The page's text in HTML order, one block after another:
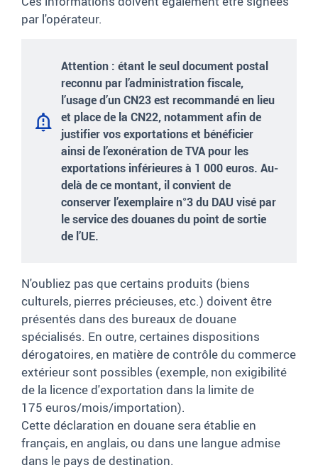
par l'opérateur.
Attention : étant le seul document postal
reconnu par l’administration fiscale,
l’usage d’un CN23 est recommandé en lieu
et place de la CN22, notamment afin de
justifier vos exportations et bénéficier
ainsi de l’exonération de TVA pour les
exportations inférieures à 1 000 euros. Au-
delà de ce montant, il convient de
conserver l’exemplaire n°3 du DAU visé par
le service des douanes du point de sortie
de l’UE.
N'oubliez pas que certains produits (biens
culturels, pierres précieuses, etc.) doivent être
présentés dans des bureaux de douane
spécialisés. En outre, certaines dispositions
dérogatoires, en matière de contrôle du commerce
extérieur sont possibles (exemple, non exigibilité
de la licence d'exportation dans la limite de
175 euros/mois/importation).
Cette déclaration en douane sera établie en
français, en anglais, ou dans une langue admise
dans le pays de destination.